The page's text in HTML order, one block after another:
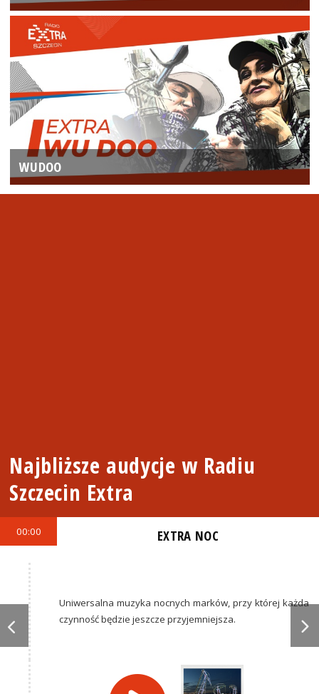
WUDOO
Najbliższe audycje w Radiu
Szczecin Extra
00:00 EXTRA NOC
Uniwersalna muzyka nocnych marków, przy której każda
czynność będzie jeszcze przyjemniejsza.